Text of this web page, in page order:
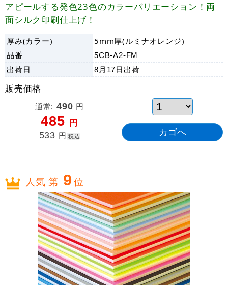
アピールする発色23色のカラーバリエーション！両
面シルク印刷仕上げ！
厚み(カラー)
5mm厚(ルミナオレンジ)
品番
5CB-A2-FM
出荷日 8月17日 出荷
販売価格
通常:490円
485 円
533 円 税込
人気 第 9位